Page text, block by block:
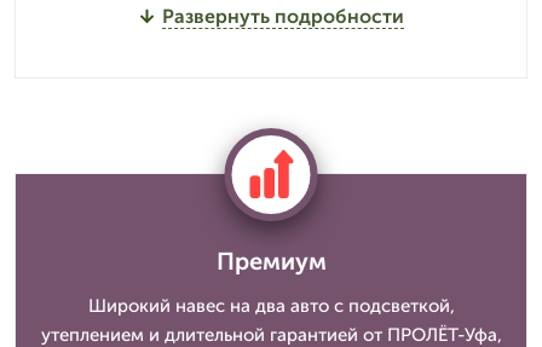
Развернуть подробности
Премиум
Широкий навес на два авто с подсветкой,
утеплением и длительной гарантией от ПРОЛЁТ-Уфа,